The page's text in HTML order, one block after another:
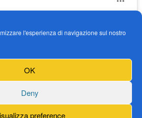
l'esperienza di navigazione sul nostro
OK
Deny
preference
Vendogokartit/
i cookie marketing e
questo contenuto